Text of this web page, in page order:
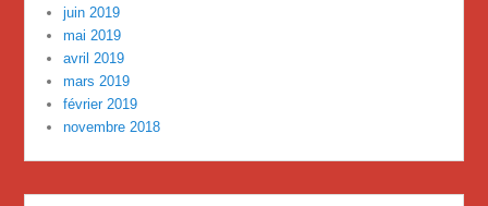
juin 2019
mai 2019
avril 2019
mars 2019
février 2019
novembre 2018